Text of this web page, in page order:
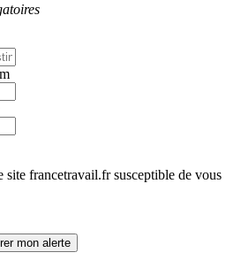
francetravail.fr susceptible de vous
mon alerte